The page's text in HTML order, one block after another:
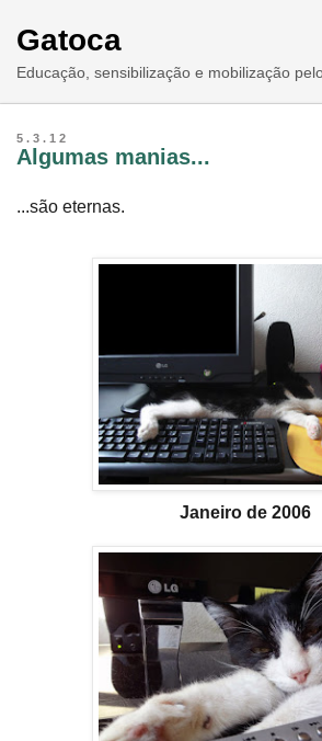
Gatoca
Educação, sensibilização e mobilização
5.3.12
Algumas manias...
...são eternas.
Janeiro de 2006